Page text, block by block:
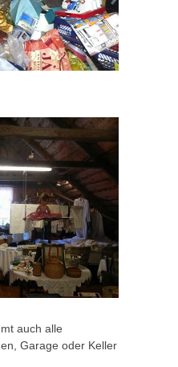
auch alle
Garage oder Keller